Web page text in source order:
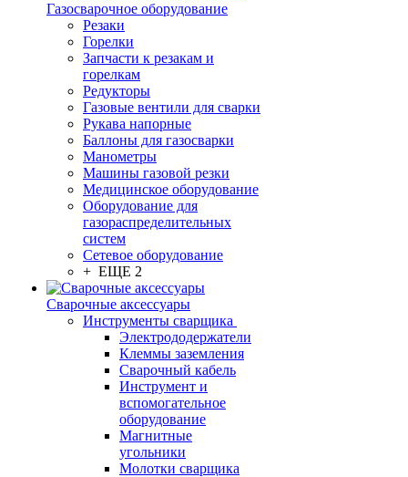
Газосварочное оборудование
Резаки
Горелки
Запчасти к резакам и
горелкам
Редукторы
Газовые вентили для сварки
Рукава напорные
Баллоны для газосварки
Манометры
Машины газовой резки
Медицинское оборудование
Оборудование для
газораспределительных
систем
Сетевое оборудование
+ ЕЩЕ 2
Сварочные аксессуары
Инструменты сварщика
Электрододержатели
Клеммы заземления
Сварочный кабель
Инструмент и
вспомогательное
оборудование
Магнитные
угольники
Молотки сварщика